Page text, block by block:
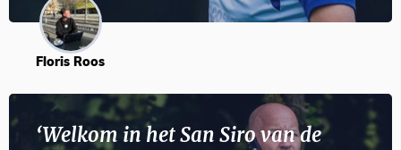
Floris Roos
‘Welkom in het San Siro van de